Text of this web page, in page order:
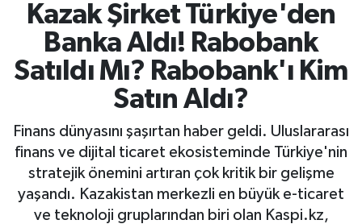
Kazak Şirket Türkiye'den
Banka Aldı! Rabobank
Satıldı Mı? Rabobank'ı Kim
Satın Aldı?
Finans dünyasını şaşırtan haber geldi. Uluslararası
finans ve dijital ticaret ekosisteminde Türkiye'nin
stratejik önemini artıran çok kritik bir gelişme
yaşandı. Kazakistan merkezli en büyük e-ticaret
ve teknoloji gruplarından biri olan Kaspi.kz,